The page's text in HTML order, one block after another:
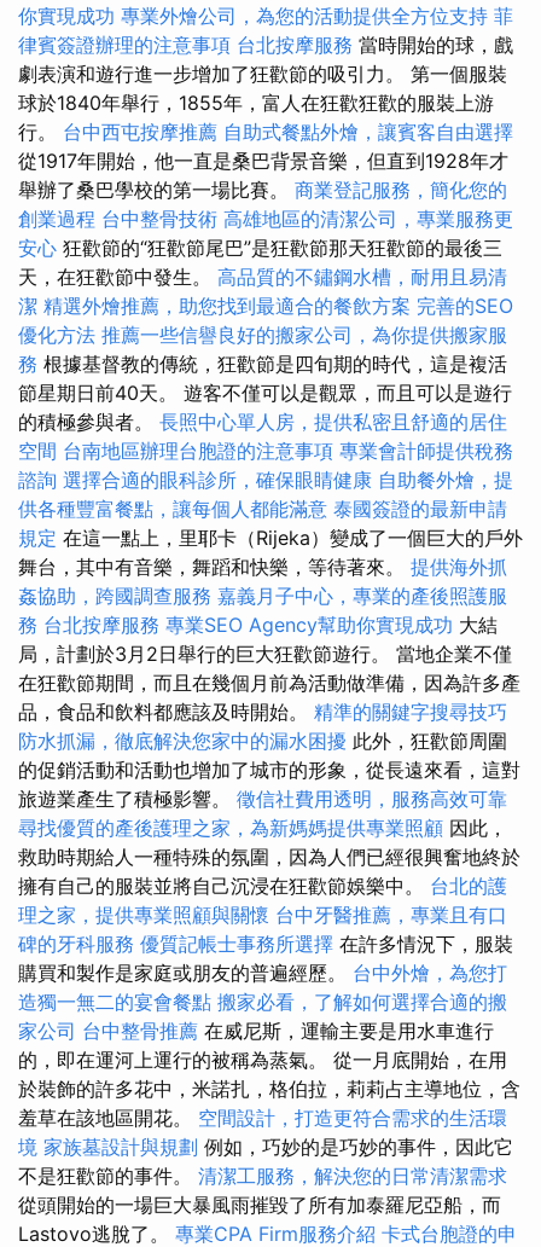
你實現成功 專業外燴公司，為您的活動提供全方位支持 菲
律賓簽證辦理的注意事項 台北按摩服務 當時開始的球，戲
劇表演和遊行進一步增加了狂歡節的吸引力。 第一個服裝
球於1840年舉行，1855年，富人在狂歡狂歡的服裝上游
行。 台中西屯按摩推薦 自助式餐點外燴，讓賓客自由選擇
從1917年開始，他一直是桑巴背景音樂，但直到1928年才
舉辦了桑巴學校的第一場比賽。 商業登記服務，簡化您的
創業過程 台中整骨技術 高雄地區的清潔公司，專業服務更
安心 狂歡節的“狂歡節尾巴”是狂歡節那天狂歡節的最後三
天，在狂歡節中發生。 高品質的不鏽鋼水槽，耐用且易清
潔 精選外燴推薦，助您找到最適合的餐飲方案 完善的SEO
優化方法 推薦一些信譽良好的搬家公司，為你提供搬家服
務 根據基督教的傳統，狂歡節是四旬期的時代，這是複活
節星期日前40天。 遊客不僅可以是觀眾，而且可以是遊行
的積極參與者。 長照中心單人房，提供私密且舒適的居住
空間 台南地區辦理台胞證的注意事項 專業會計師提供稅務
諮詢 選擇合適的眼科診所，確保眼睛健康 自助餐外燴，提
供各種豐富餐點，讓每個人都能滿意 泰國簽證的最新申請
規定 在這一點上，里耶卡（Rijeka）變成了一個巨大的戶外
舞台，其中有音樂，舞蹈和快樂，等待著來。 提供海外抓
姦協助，跨國調查服務 嘉義月子中心，專業的產後照護服
務 台北按摩服務 專業SEO Agency幫助你實現成功 大結
局，計劃於3月2日舉行的巨大狂歡節遊行。 當地企業不僅
在狂歡節期間，而且在幾個月前為活動做準備，因為許多產
品，食品和飲料都應該及時開始。 精準的關鍵字搜尋技巧
防水抓漏，徹底解決您家中的漏水困擾 此外，狂歡節周圍
的促銷活動和活動也增加了城市的形象，從長遠來看，這對
旅遊業產生了積極影響。 徵信社費用透明，服務高效可靠
尋找優質的產後護理之家，為新媽媽提供專業照顧 因此，
救助時期給人一種特殊的氛圍，因為人們已經很興奮地終於
擁有自己的服裝並將自己沉浸在狂歡節娛樂中。 台北的護
理之家，提供專業照顧與關懷 台中牙醫推薦，專業且有口
碑的牙科服務 優質記帳士事務所選擇 在許多情況下，服裝
購買和製作是家庭或朋友的普遍經歷。 台中外燴，為您打
造獨一無二的宴會餐點 搬家必看，了解如何選擇合適的搬
家公司 台中整骨推薦 在威尼斯，運輸主要是用水車進行
的，即在運河上運行的被稱為蒸氣。 從一月底開始，在用
於裝飾的許多花中，米諾扎，格伯拉，莉莉占主導地位，含
羞草在該地區開花。 空間設計，打造更符合需求的生活環
境 家族墓設計與規劃 例如，巧妙的是巧妙的事件，因此它
不是狂歡節的事件。 清潔工服務，解決您的日常清潔需求
從頭開始的一場巨大暴風雨摧毀了所有加泰羅尼亞船，而
Lastovo逃脫了。 專業CPA Firm服務介紹 卡式台胞證的申